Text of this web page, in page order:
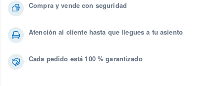
Compra y vende con seguridad
Atención al cliente hasta que llegues a tu asiento
Cada pedido está 100 % garantizado